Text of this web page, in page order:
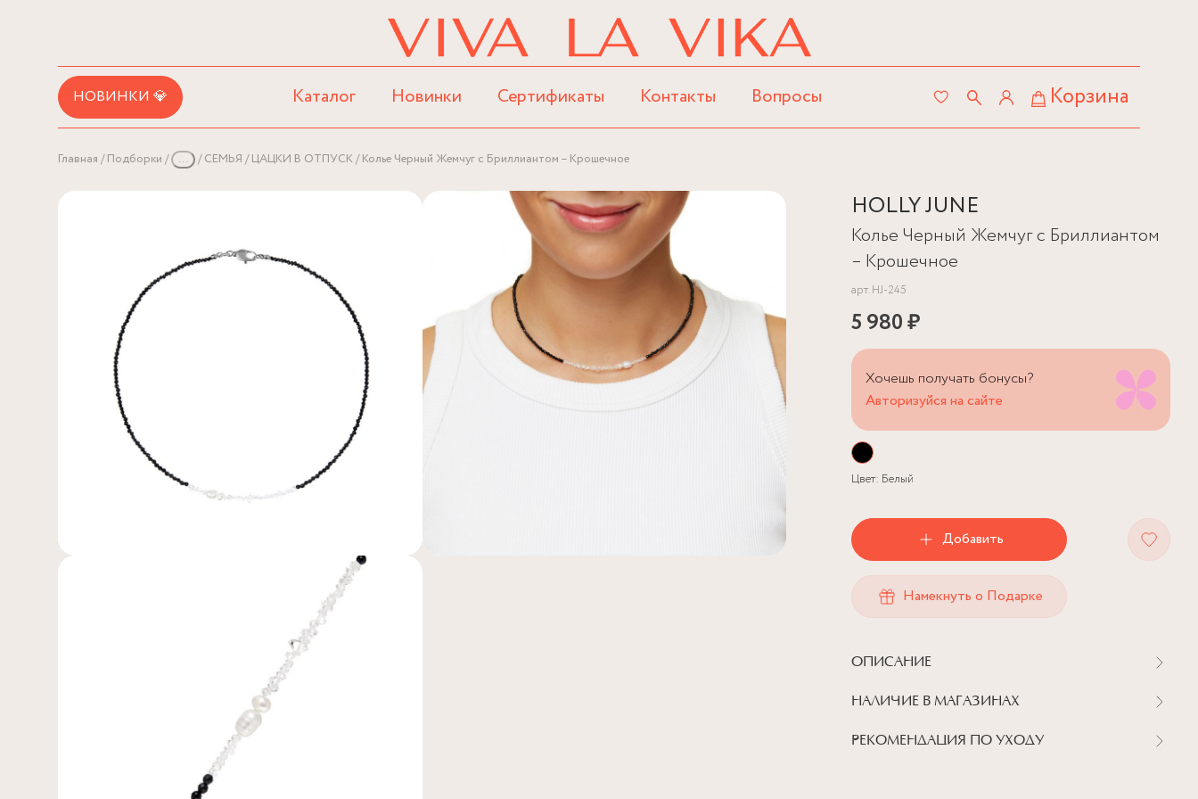
НОВИНКИ 💎 Каталог Новинки Сертификаты Контакты Вопросы Корзина
Главная Подборки ... СЕМЬЯ ЦАЦКИ В ОТПУСК Колье Черный Жемчуг с Бриллиантом – Крошечное
HOLLY JUNE
Колье Черный Жемчуг с Бриллиантом
– Крошечное
арт.HJ-245
5 980 ₽
Хочешь получать бонусы?
Авторизуйся на сайте
Цвет: Белый
Добавить
Намекнуть о Подарке
ОПИСАНИЕ
НАЛИЧИЕ В МАГАЗИНАХ
РЕКОМЕНДАЦИЯ ПО УХОДУ